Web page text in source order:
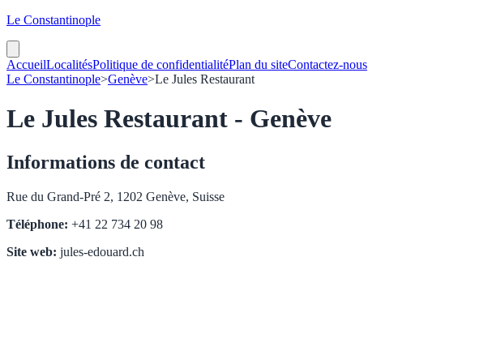
Le Constantinople
AccueilLocalitésPolitique de confidentialitéPlan du siteContactez-nous
Le Constantinople>Genève>Le Jules Restaurant
Le Jules Restaurant - Genève
Informations de contact
Rue du Grand-Pré 2, 1202 Genève, Suisse
Téléphone: +41 22 734 20 98
Site web: jules-edouard.ch